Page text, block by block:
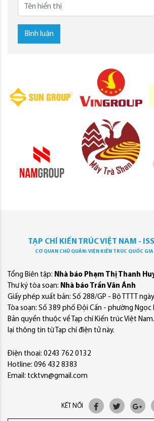
Bình luận
TẠP CHÍ KIẾN TRÚC VIỆT NAM -
CƠ QUAN CHỦ QUẢN: VIỆN KIẾN TRÚC QUỐC
Tổng Biên tập: Nhà báo Phạm Thị Thanh
Thư ký tòa soạn: Nhà báo Trần Văn Ánh
Giấy phép xuất bản: Số 288/GP - Bộ TTTT
Tòa soạn: Số 389 phố Đội Cấn - phường Ngọc
Bản quyền thuộc về Tạp chí Kiến trúc Việt
lại thông tin từ Tạp chí điện tử này.
Điện thoại: 0243 762 0132
Hotline: 096 432 8383
Email: tcktvn@gmail.com
KẾT NỐI